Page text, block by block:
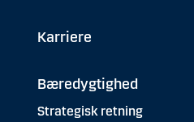
Karriere
Bæredygtighed
Strategisk retning